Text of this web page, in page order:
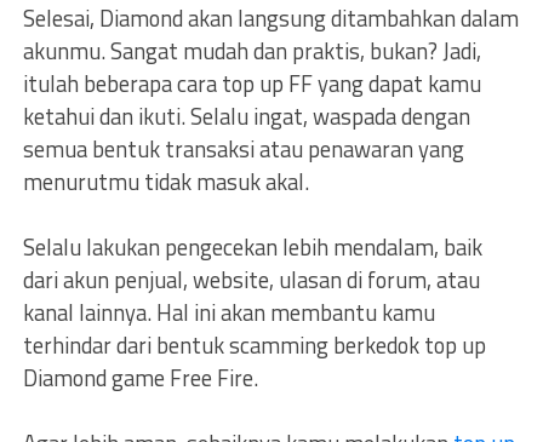
Selesai, Diamond akan langsung ditambahkan dalam
akunmu. Sangat mudah dan praktis, bukan? Jadi,
itulah beberapa cara top up FF yang dapat kamu
ketahui dan ikuti. Selalu ingat, waspada dengan
semua bentuk transaksi atau penawaran yang
menurutmu tidak masuk akal.
Selalu lakukan pengecekan lebih mendalam, baik
dari akun penjual, website, ulasan di forum, atau
kanal lainnya. Hal ini akan membantu kamu
terhindar dari bentuk scamming berkedok top up
Diamond game Free Fire.